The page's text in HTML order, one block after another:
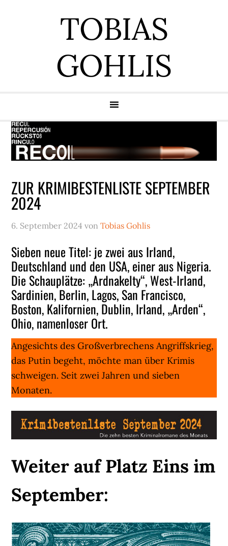
TOBIAS
GOHLIS
ZUR KRIMIBESTENLISTE SEPTEMBER
2024
6. September 2024 vonTobias Gohlis
Sieben neue Titel: je zwei aus Irland,
Deutschland und den USA, einer aus Nigeria.
Die Schauplätze: „Ardnakelty“, West-Irland,
Sardinien, Berlin, Lagos, San Francisco,
Boston, Kalifornien, Dublin, Irland, „Arden“,
Ohio, namenloser Ort.
Angesichts des Großverbrechens Angriffskrieg,
das Putin begeht, möchte man über Krimis
schweigen. Seit zwei Jahren und sieben
Monaten.
Weiter auf Platz Eins im
September: